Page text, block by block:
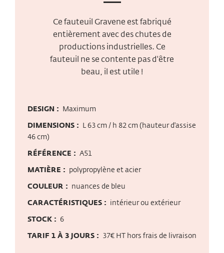
Ce fauteuil Gravene est fabriqué
entièrement avec des chutes de
productions industrielles. Ce
fauteuil ne se contente pas d'être
beau, il est utile !
DESIGN : Maximum
DIMENSIONS : L 63 cm / h 82 cm (hauteur d'assise
46 cm)
RÉFÉRENCE : A51
MATIÈRE : polypropylène et acier
COULEUR : nuances de bleu
CARACTÉRISTIQUES : intérieur ou extérieur
STOCK : 6
TARIF 1 À 3 JOURS : 37€ HT hors frais de livraison